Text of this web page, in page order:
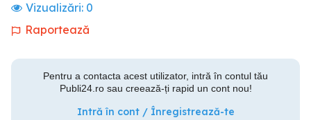
Vizualizări: 0
Raportează
Pentru a contacta acest utilizator, intră în contul tău
Publi24.ro sau creează-ți rapid un cont nou!
Intră în cont / Înregistrează-te